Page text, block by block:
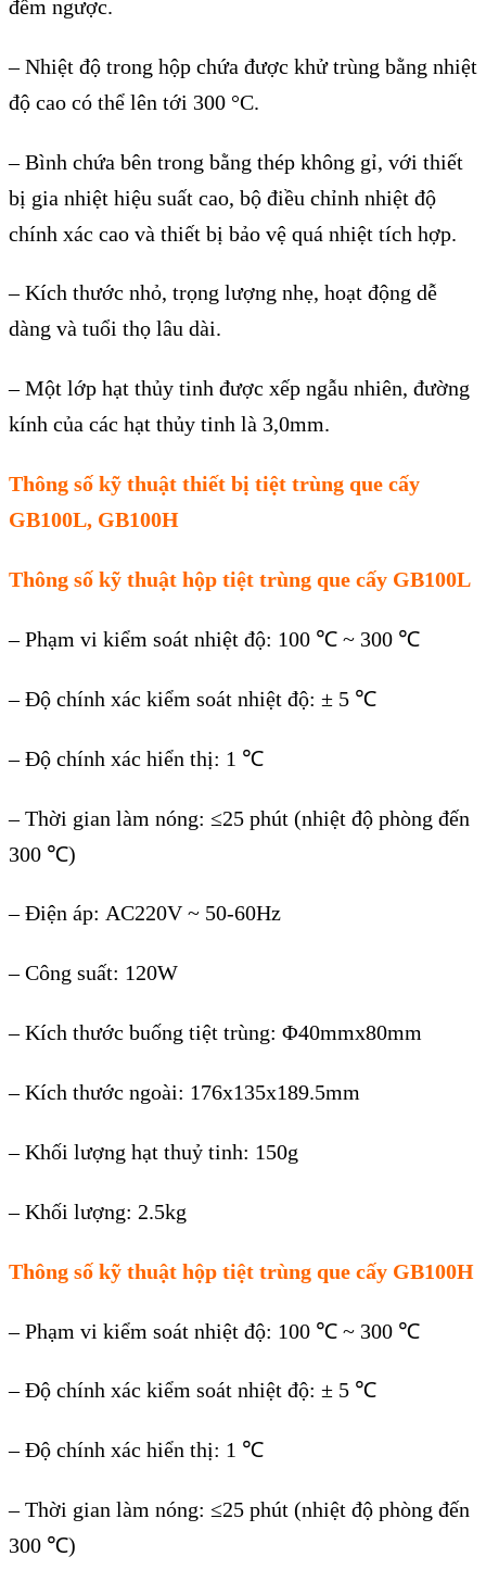
đếm ngược.
–Nhiệt độ trong hộp chứa được khử trùng bằng nhiệt
độ cao có thể lên tới 300 °C.
–Bình chứa bên trong bằng thép không gỉ, với thiết
bị gia nhiệt hiệu suất cao, bộ điều chỉnh nhiệt độ
chính xác cao và thiết bị bảo vệ quá nhiệt tích hợp.
–Kích thước nhỏ, trọng lượng nhẹ, hoạt động dễ
dàng và tuổi thọ lâu dài.
–Một lớp hạt thủy tinh được xếp ngẫu nhiên, đường
kính của các hạt thủy tinh là 3,0mm.
Thông số kỹ thuật thiết bị tiệt trùng que cấy
GB100L, GB100H
Thông số kỹ thuật hộp tiệt trùng que cấy GB100L
–Phạm vi kiểm soát nhiệt độ: 100 ℃ ~ 300 ℃
–Độ chính xác kiểm soát nhiệt độ: ± 5 ℃
–Độ chính xác hiển thị: 1 ℃
–Thời gian làm nóng: ≤25 phút (nhiệt độ phòng đến
300 ℃)
– Điện áp: AC220V ~ 50-60Hz
– Công suất: 120W
– Kích thước buống tiệt trùng: Φ40mmx80mm
– Kích thước ngoài: 176x135x189.5mm
– Khối lượng hạt thuỷ tinh: 150g
– Khối lượng: 2.5kg
Thông số kỹ thuật hộp tiệt trùng que cấy GB100H
–Phạm vi kiểm soát nhiệt độ: 100 ℃ ~ 300 ℃
–Độ chính xác kiểm soát nhiệt độ: ± 5 ℃
–Độ chính xác hiển thị: 1 ℃
–Thời gian làm nóng: ≤25 phút (nhiệt độ phòng đến
300 ℃)